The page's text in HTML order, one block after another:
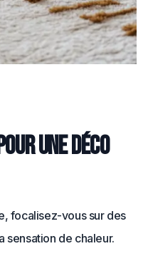
une déco
focalisez-vous sur des
sensation de chaleur.